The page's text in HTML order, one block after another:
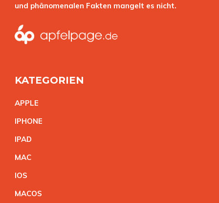
und phänomenalen Fakten mangelt es nicht.
KATEGORIEN
APPLE
IPHONE
IPAD
MAC
IOS
MACOS